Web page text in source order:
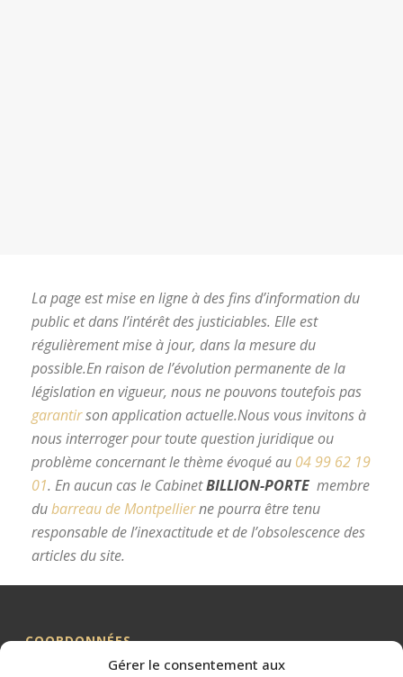
Gérer le consentement aux
La page est mise en ligne à des fins d’information du
public et dans l’intérêt des justiciables. Elle est
régulièrement mise à jour, dans la mesure du
possible.En raison de l’évolution permanente de la
législation en vigueur, nous ne pouvons toutefois pas
garantirson application actuelle.Nous vous invitons à
nous interroger pour toute question juridique ou
problème concernant le thème évoqué au 04 99 62 19
01. En aucun cas le CabinetBILLION-PORTE membre
dubarreau de Montpellierne pourra être tenu
responsable de l’inexactitude et de l’obsolescence des
articles du site.
COORDONNÉES
Me BILLION-PORTE